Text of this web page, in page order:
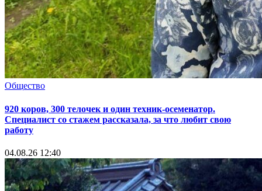
Общество
920 коров, 300 телочек и один техник-осеменатор.
Специалист со стажем рассказала, за что любит свою
работу
04.08.26 12:40